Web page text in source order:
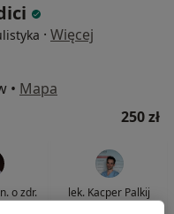
· Więcej
• Mapa
250 zł
o zdr.
lek. Kacper Palkij